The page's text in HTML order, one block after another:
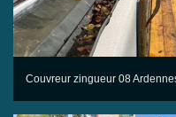
Couvreur zingueur 08